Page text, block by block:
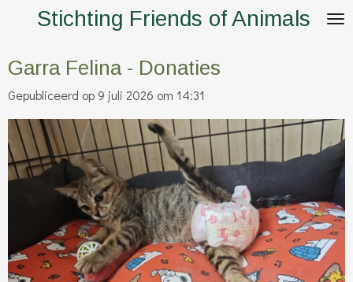
naar
hoofdinhoud
Stichting Friends of Animals
Garra Felina - Donaties
Gepubliceerd op 9 juli 2026 om 14:31